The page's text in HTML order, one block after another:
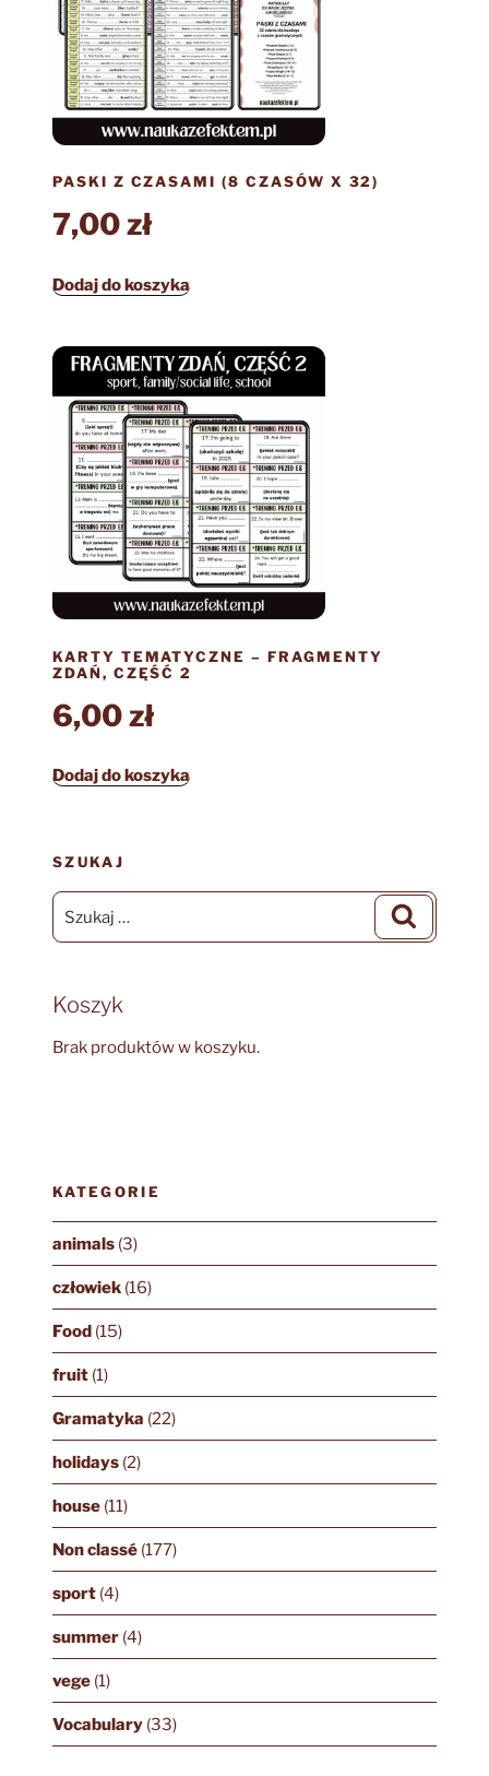
PASKI Z CZASAMI (8 CZASÓW X 32)
7,00zł
Dodaj do koszyka
KARTY TEMATYCZNE – FRAGMENTY
ZDAŃ, CZĘŚĆ 2
6,00zł
Dodaj do koszyka
SZUKAJ
Szukaj:
Koszyk
Brak produktów w koszyku.
KATEGORIE
animals(3)
człowiek(16)
Food(15)
fruit(1)
Gramatyka (22)
holidays(2)
house(11)
Non classé(177)
sport(4)
summer(4)
vege(1)
Vocabulary(33)